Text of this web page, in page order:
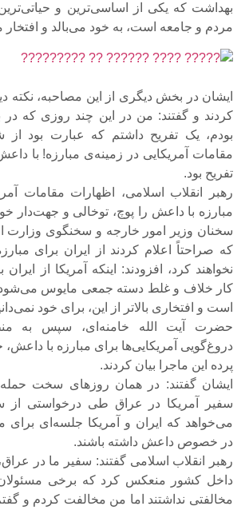
بهداشت که یکی از اساسی‌ترین و
مردم و جامعه است، به خود می‌بالد و افتخار
ایشان در بخش دیگری از این مصاحبه، نکته
کردند و گفتند: من در این چند روزی که در
بودم، یک تفریح داشتم که عبارت بود
مقامات آمریکایی در زمینه‌ی مبارزه! با
تفریح بود.
رهبر انقلاب اسلامی، اظهارات مقامات
مبارزه با داعش را پوچ، توخالی و جهت‌دار
سخنان وزیر امور خارجه و سخنگوی وزارت
که صراحتاً اعلام کردند از ایران برای
نخواهند کرد، افزودند: اینکه آمریکا از
کار خلاف و غلط دسته جمعی مایوس می‌شود،
است و افتخاری بالاتر از این، برای خود
حضرت آیت الله خامنه‌ای، سپس به
دروغ‌گویی آمریکایی‌ها برای مبارزه با داعش،
پرده این ماجرا بیان کردند.
ایشان گفتند: در همان روزهای سخت
سفیر آمریکا در عراق طی درخواستی از
می‌خواهد که ایران و آمریکا جلسه‌ای برای
در خصوص داعش داشته باشند.
رهبر انقلاب اسلامی گفتند: سفیر ما در
داخل کشور منعکس کرد که برخی
مخالفتی نداشتند اما من مخالفت کردم و